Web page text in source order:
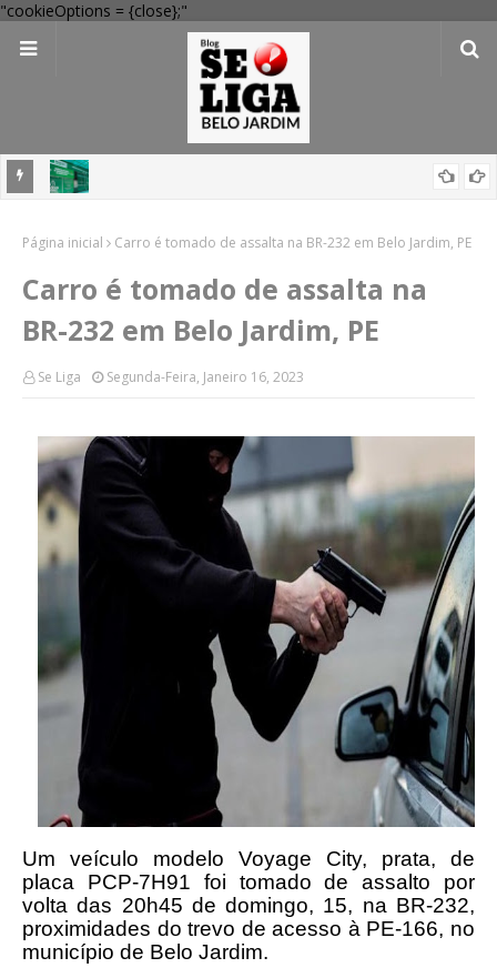
"cookieOptions = {close};"
compras
Página inicial Carro é tomado de assalta na BR-232 em Belo Jardim, PE
Carro é tomado de assalta na
BR-232 em Belo Jardim, PE
Se Liga Segunda-Feira, Janeiro 16, 2023
Um veículo modelo Voyage City, prata, de
placa PCP-7H91 foi tomado de assalto por
volta das 20h45 de domingo, 15, na BR-232,
proximidades do trevo de acesso à PE-166, no
município de Belo Jardim.